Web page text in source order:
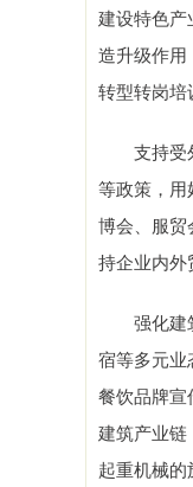
建设特色产
造升级作用
转型转岗培
支持受外
等政策，
博会、服贸
持企业内外
强化建筑
宿等多元
餐饮品牌宣
建筑产业
起重机械的